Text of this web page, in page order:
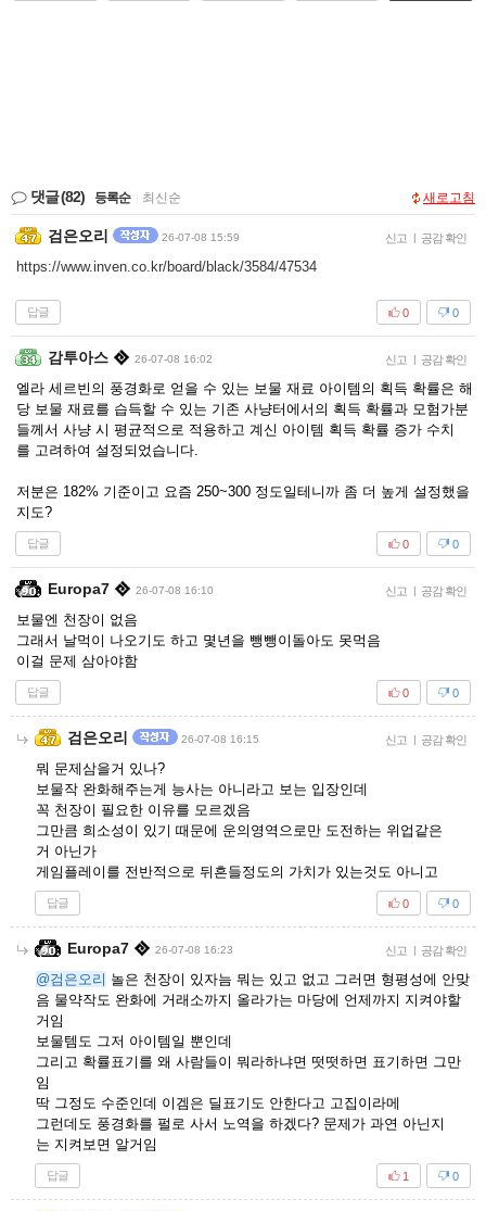
댓글(82) 등록순 최신순 새로고침
검은오리 26-07-08 15:59 신고 | 공감 확인
https://www.inven.co.kr/board/black/3584/47534
답글 0
0
감투아스 26-07-08 16:02 신고 | 공감 확인
엘라 세르빈의 풍경화로 얻을 수 있는 보물 재료 아이템의 획득 확률은 해
당 보물 재료를 습득할 수 있는 기존 사냥터에서의 획득 확률과 모험가분
들께서 사냥 시 평균적으로 적용하고 계신 아이템 획득 확률 증가 수치
를 고려하여 설정되었습니다.
저분은 182% 기준이고 요즘 250~300 정도일테니까 좀 더 높게 설정했을
지도?
답글 0
0
Europa7 26-07-08 16:10 신고 | 공감 확인
보물엔 천장이 없음
그래서 날먹이 나오기도 하고 몇년을 뺑뺑이돌아도 못먹음
이걸 문제 삼아야함
답글 0
0
검은오리 26-07-08 16:15 신고 | 공감 확인
뭐 문제삼을거 있나?
보물작 완화해주는게 능사는 아니라고 보는 입장인데
꼭 천장이 필요한 이유를 모르겠음
그만큼 희소성이 있기 때문에 운의영역으로만 도전하는 위업같은
거 아닌가
게임플레이를 전반적으로 뒤흔들정도의 가치가 있는것도 아니고
답글 0
0
Europa7 26-07-08 16:23 신고 | 공감 확인
@검은오리 놀은 천장이 있자늠 뭐는 있고 없고 그러면 형평성에 안맞
음 물약작도 완화에 거래소까지 올라가는 마당에 언제까지 지켜야할
거임
보물템도 그저 아이템일 뿐인데
그리고 확률표기를 왜 사람들이 뭐라하냐면 떳떳하면 표기하면 그만
임
딱 그정도 수준인데 이겜은 딜표기도 안한다고 고집이라메
그런데도 풍경화를 펄로 사서 노역을 하겠다? 문제가 과연 아닌지
는 지켜보면 알거임
답글 0
1